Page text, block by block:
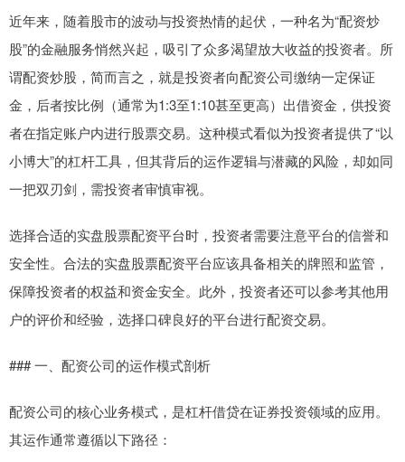
近年来，随着股市的波动与投资热情的起伏，一种名为“配资炒
股”的金融服务悄然兴起，吸引了众多渴望放大收益的投资者。所
谓配资炒股，简而言之，就是投资者向配资公司缴纳一定保证
金，后者按比例（通常为1:3至1:10甚至更高）出借资金，供投资
者在指定账户内进行股票交易。这种模式看似为投资者提供了“以
小博大”的杠杆工具，但其背后的运作逻辑与潜藏的风险，却如同
一把双刃剑，需投资者审慎审视。
选择合适的实盘股票配资平台时，投资者需要注意平台的信誉和
安全性。合法的实盘股票配资平台应该具备相关的牌照和监管，
保障投资者的权益和资金安全。此外，投资者还可以参考其他用
户的评价和经验，选择口碑良好的平台进行配资交易。
### 一、配资公司的运作模式剖析
配资公司的核心业务模式，是杠杆借贷在证券投资领域的应用。
其运作通常遵循以下路径：